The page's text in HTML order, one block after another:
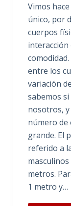
Vimos
único, por
cuerpos
entre los
variación
sabemos
nosotros,
número de
grande. El
referido a
metros.
1 metro y…